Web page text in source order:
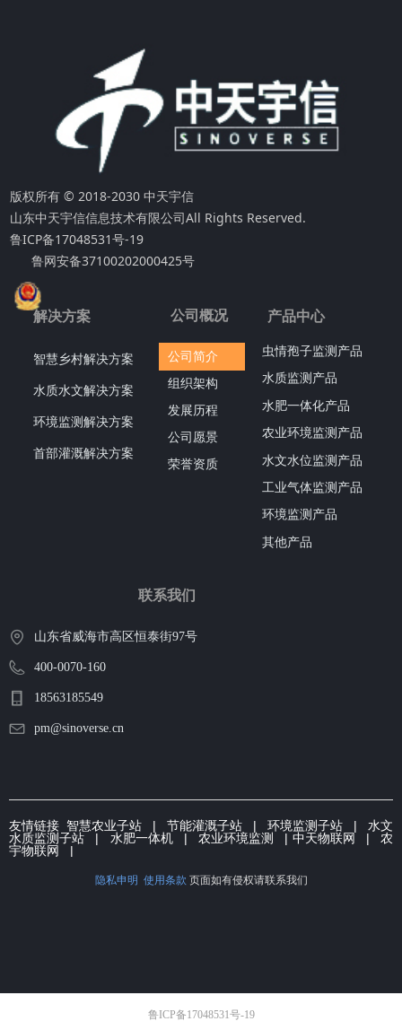
联系我们
山东省威海市高区恒泰街97号
400-0070-160
18563185549
pm@sinoverse.cn
隐私申明 使用条款 页面如有侵权请联系我们
版权所有 © 2018-2030 中天宇信
山东中天宇信信息技术有限公司All Rights Reserved.
鲁ICP备17048531号-19
鲁网安备37100202000425号
产品中心
虫情孢子监测产品
水质监测产品
水肥一体化产品
农业环境监测产品
水文水位监测产品
工业气体监测产品
环境监测产品
其他产品
智慧乡村解决方案
水质水文解决方案
环境监测解决方案
首部灌溉解决方案
解决方案
公司简介
组织架构
发展历程
公司愿景
荣誉资质
公司概况
友情链接 智慧农业子站 | 节能灌溉子站 | 环境监测子站 | 水文
水质监测子站 | 水肥一体机| 农业环境监测 | 中天物联网 | 农
宇物联网
|
鲁ICP备17048531号-19